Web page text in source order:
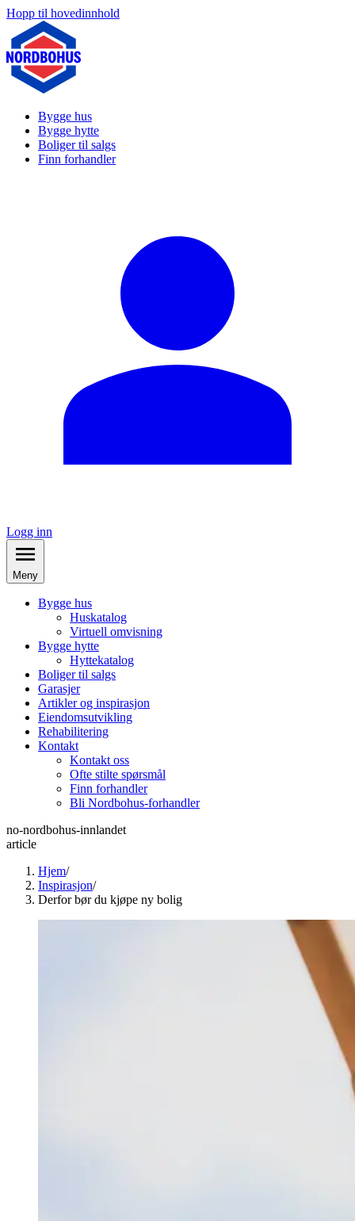
Hopp til hovedinnhold
Bygge hus
Bygge hytte
Boliger til salgs
Finn forhandler
Logg inn
Meny
Bygge hus
Huskatalog
Virtuell omvisning
Bygge hytte
Hyttekatalog
Boliger til salgs
Garasjer
Artikler og inspirasjon
Eiendomsutvikling
Rehabilitering
Kontakt
Kontakt oss
Ofte stilte spørsmål
Finn forhandler
Bli Nordbohus-forhandler
no-nordbohus-innlandet
article
Hjem/
Inspirasjon/
Derfor bør du kjøpe ny bolig